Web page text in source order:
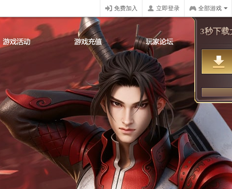
免费加入 立即登录 全部游戏
3秒下载